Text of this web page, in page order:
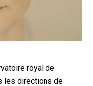
royal de
les directions de